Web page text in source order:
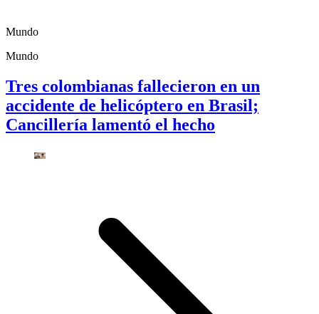
Mundo
Mundo
Tres colombianas fallecieron en un
accidente de helicóptero en Brasil;
Cancillería lamentó el hecho